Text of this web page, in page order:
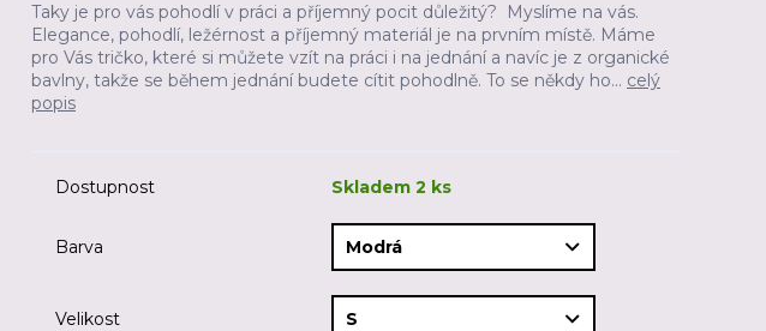
Taky je pro vás pohodlí v práci a příjemný pocit důležitý? Myslíme na vás.
Elegance, pohodlí, ležérnost a příjemný materiál je na prvním místě. Máme
pro Vás tričko, které si můžete vzít na práci i na jednání a navíc je z organické
bavlny, takže se během jednání budete cítit pohodlně. To se někdy ho... celý
popis
Dostupnost Skladem 2 ks
Barva
Velikost